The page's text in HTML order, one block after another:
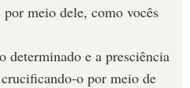
meio dele, como vocês
determinado e a presciência
o por meio de